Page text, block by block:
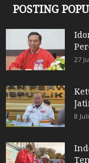
POSTING
27
8